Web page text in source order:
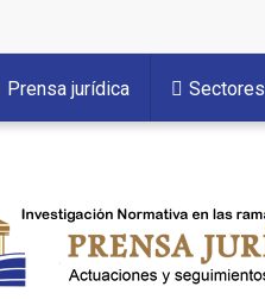
Prensa jurídica Sectores